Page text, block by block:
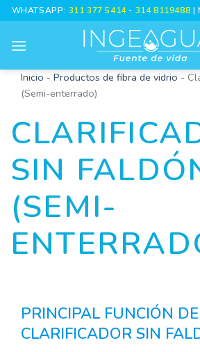
Skip
to
content
WHATSAPP: 311 377 5414- 314 8119488 |
Inicio - Productos de fibra de vidrio -
(Semi-enterrado)
SIN
(SEMI-
PRINCIPAL FUNCIÓN
CLARIFICADOR SIN